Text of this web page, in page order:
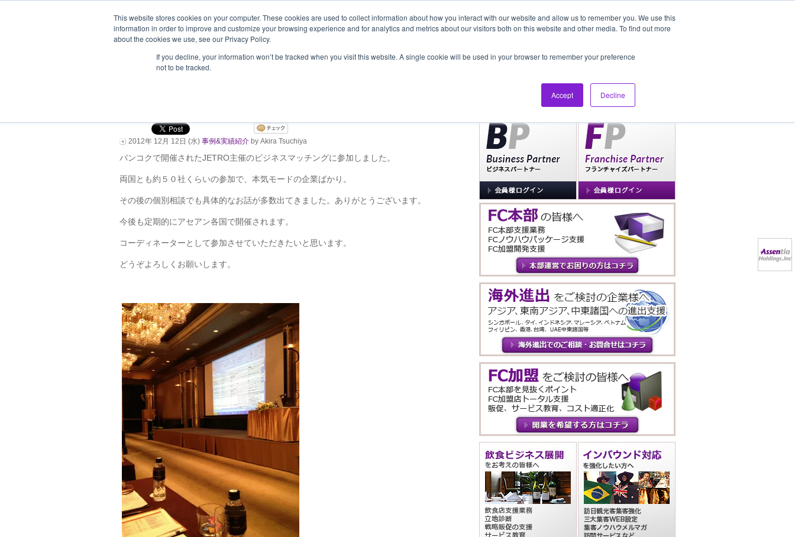
This website stores cookies on your computer. These cookies are used to collect information about how you interact with our website and allow us to remember you. We use this
information in order to improve and customize your browsing experience and for analytics and metrics about our visitors both on this website and other media. To find out more
about the cookies we use, see our Privacy Policy.
If you decline, your information won’t be tracked when you visit this website. A single cookie will be used in your browser to remember your preference
not to be tracked.
Accept Decline
企業情報 支援企業一覧 事業内容 New Project お問合せ セミナー＆イベント 社長ブログ FAQ
2012年 12月 12日 (水) 事例&実績紹介 by Akira Tsuchiya
バンコクで開催されたJETRO主催のビジネスマッチングに参加しました。
両国とも約５０社くらいの参加で、本気モードの企業ばかり。
その後の個別相談でも具体的なお話が多数出てきました。ありがとうございます。
今後も定期的にアセアン各国で開催されます。
コーディネーターとして参加させていただきたいと思います。
どうぞよろしくお願いします。